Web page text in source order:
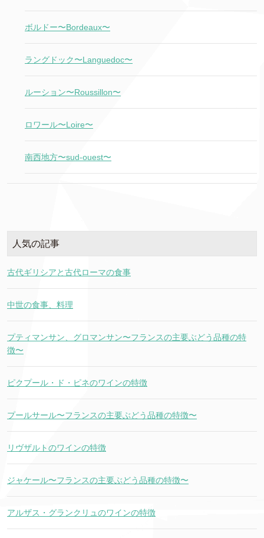
ボルドー〜Bordeaux〜
ラングドック〜Languedoc〜
ルーション〜Roussillon〜
ロワール〜Loire〜
南西地方〜sud-ouest〜
人気の記事
古代ギリシアと古代ローマの食事
中世の食事、料理
プティマンサン、グロマンサン〜フランスの主要ぶどう品種の特
徴〜
ピクプール・ド・ピネのワインの特徴
プールサール〜フランスの主要ぶどう品種の特徴〜
リヴザルトのワインの特徴
ジャケール〜フランスの主要ぶどう品種の特徴〜
アルザス・グランクリュのワインの特徴